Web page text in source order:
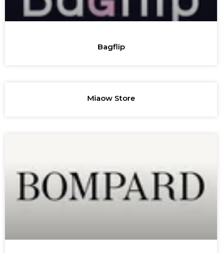
Bagflip
Miaow Store